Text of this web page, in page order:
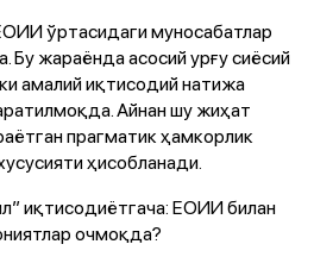
ўртасидаги муносабатлар
Бу жараёнда асосий урғу сиёсий
амалий иқтисодий натижа
Айнан шу жиҳат
прагматик ҳамкорлик
ҳисобланади.
иқтисодиётгача: ЕОИИ билан
очмоқда?